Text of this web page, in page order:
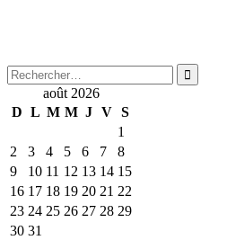
Rechercher :
août 2026
D L M M J V S
1
2
3 4 5 6 7
8
9
10 11 12 13 14 15
16 17 18 19 20 21 22
23 24 25 26 27 28 29
30 31